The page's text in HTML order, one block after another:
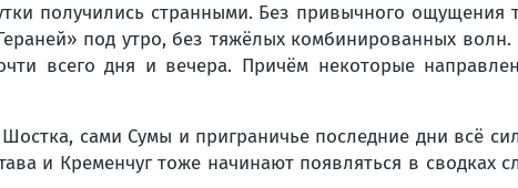
получились странными. Без привычного ощущения
под утро, без тяжёлых комбинированных
всего дня и вечера. Причём некоторые
сами Сумы и приграничье последние дни всё
и Кременчуг тоже начинают появляться в сводках